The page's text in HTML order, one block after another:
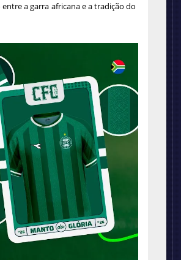
a garra africana e a tradição do